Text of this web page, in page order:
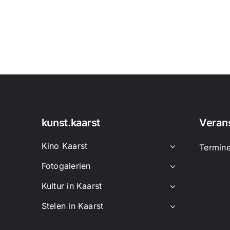
kunst.kaarst
Kino Kaarst
Fotogalerien
Kultur in Kaarst
Stelen in Kaarst